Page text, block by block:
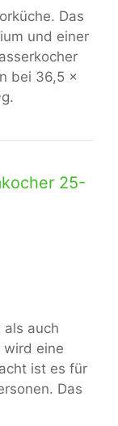
Das
und einer
bei 36,5 x
25-
als auch
wird eine
ist es für
Das